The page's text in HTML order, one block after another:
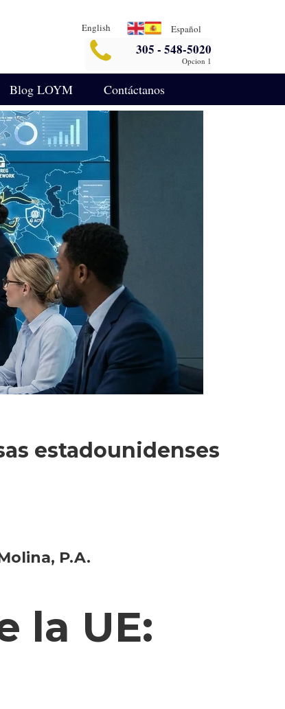
305 - 548-5020
Opcion 1
Español
English
Blog LOYM
Blog de Asuntos Empresariales
Blog de Defensa Criminal
IA para Análisis Legal
Contáctanos
estadounidenses
P.A.
la UE: